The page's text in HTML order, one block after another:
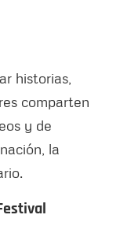
historias,
comparten
y de
la